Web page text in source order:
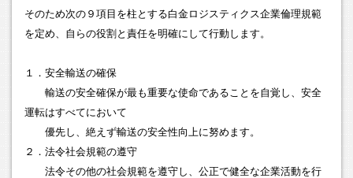
そのため次の９項目を柱とする白金ロジスティクス企業倫理規範
を定め、自らの役割と責任を明確にして行動します。
１．安全輸送の確保
輸送の安全確保が最も重要な使命であることを自覚し、安全
運転はすべてにおいて
優先し、絶えず輸送の安全性向上に努めます。
２．法令社会規範の遵守
法令その他の社会規範を遵守し、公正で健全な企業活動を行